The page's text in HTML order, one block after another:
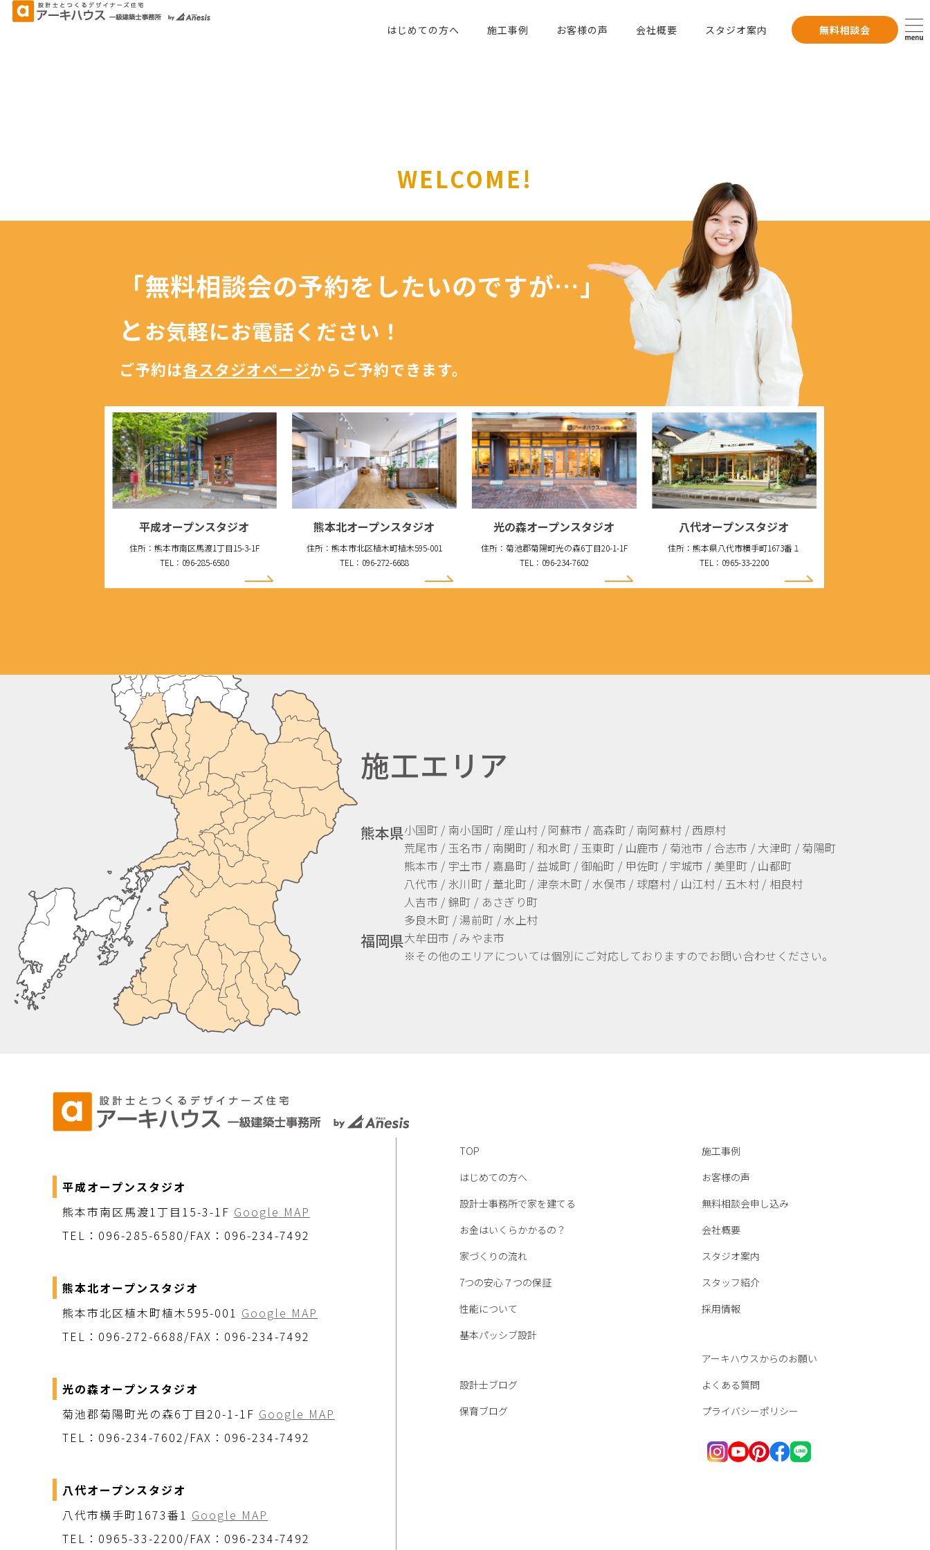
はじめての方へ 施工事例 お客様の声 会社概要 スタジオ案内 無料相談会
WELCOME!
「無料相談会の予約を したいのですが…」
とお気軽にお電話ください！
ご予約は各スタジオページからご予約できます。
平成オープンスタジオ
住所：熊本市南区馬渡1丁目15-3-1F
TEL：096-285-6580
熊本北オープンスタジオ
住所：熊本市北区植木町植木595-001
TEL：096-272-6688
光の森オープンスタジオ
住所：菊池郡菊陽町光の森6丁目20-1-1F
TEL：096-234-7602
八代オープンスタジオ
住所：熊本県八代市横手町1673番１
TEL：0965-33-2200
施工エリア
熊本県小国町 / 南小国町 / 産山村 / 阿蘇市 / 高森町 / 南阿蘇村 / 西原村
荒尾市 / 玉名市 / 南関町 / 和水町 / 玉東町 / 山鹿市 / 菊池市 / 合志市 / 大津町 / 菊陽町
熊本市 / 宇土市 / 嘉島町 / 益城町 / 御船町 / 甲佐町 / 宇城市 / 美里町 / 山都町
八代市 / 氷川町 / 葦北町 / 津奈木町 / 水俣市 / 球磨村 / 山江村 / 五木村 / 相良村
人吉市 / 錦町 / あさぎり町
多良木町 / 湯前町 / 水上村
福岡県大牟田市 / みやま市
※その他のエリアについては個別にご対応しておりますのでお問い合わせください。
平成オープンスタジオ
熊本市南区馬渡1丁目15-3-1F Google MAP
TEL：096-285-6580/FAX：096-234-7492
熊本北オープンスタジオ
熊本市北区植木町植木595-001 Google MAP
TEL：096-272-6688/FAX：096-234-7492
光の森オープンスタジオ
菊池郡菊陽町光の森6丁目20-1-1F Google MAP
TEL：096-234-7602/FAX：096-234-7492
八代オープンスタジオ
八代市横手町1673番1 Google MAP
TEL：0965-33-2200/FAX：096-234-7492
TOP
はじめての方へ
設計士事務所で家を建てる
お金はいくらかかるの？
家づくりの流れ
7つの安心７つの保証
性能について
基本パッシブ設計
設計士ブログ
保育ブログ
施工事例
お客様の声
無料相談会申し込み
会社概要
スタジオ案内
スタッフ紹介
採用情報
アーキハウスからのお願い
よくある質問
プライバシーポリシー